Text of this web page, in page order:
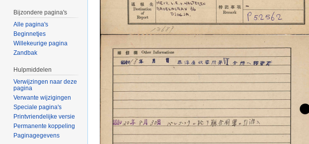
Bijzondere pagina's
Alle pagina's
Beginnetjes
Willekeurige pagina
Zandbak
Hulpmiddelen
Verwijzingen naar deze
pagina
Verwante wijzigingen
Speciale pagina's
Printvriendelijke versie
Permanente koppeling
Paginagegevens